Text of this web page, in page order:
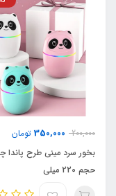
200,000
350,000 تومان
بخور سرد مینی طرح پاندا
حجم 220 میلی